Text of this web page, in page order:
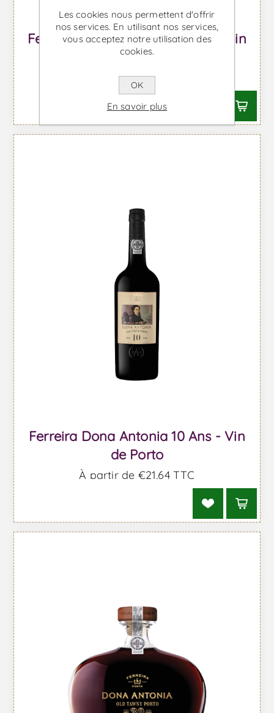
Ferreira Dona Antonia 20 Ans - Vin
de Porto
À partir de €49,86 TTC
Ferreira Dona Antonia 10 Ans - Vin
de Porto
À partir de €21,64 TTC
Les cookies nous permettent d'offrir
nos services. En utilisant nos services,
vous acceptez notre utilisation des
cookies.
OK
En savoir plus